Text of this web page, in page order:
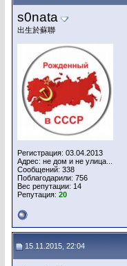
s0nata
出生於蘇聯
Регистрация: 03.04.2013
Адрес: не дом и не улица...
Сообщений: 338
Поблагодарили: 756
Вес репутации: 14
Репутация: 20
15.11.2015, 22:04